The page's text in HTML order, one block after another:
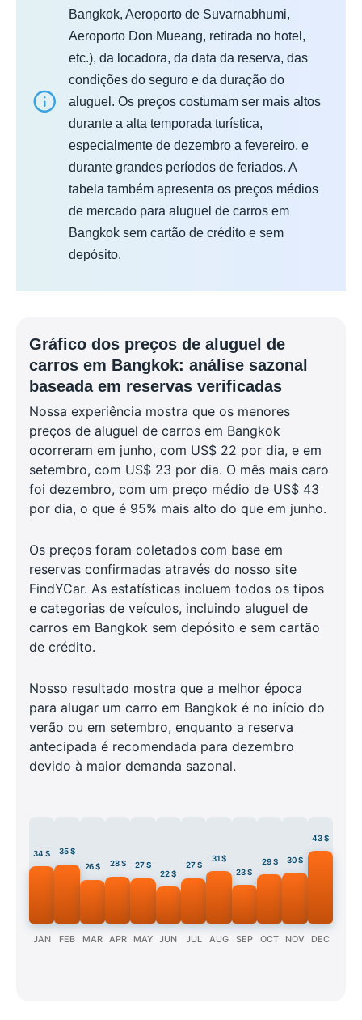
Bangkok, Aeroporto de Suvarnabhumi,
Aeroporto Don Mueang, retirada no hotel,
etc.), da locadora, da data da reserva, das
condições do seguro e da duração do
aluguel. Os preços costumam ser mais altos
durante a alta temporada turística,
especialmente de dezembro a fevereiro, e
durante grandes períodos de feriados. A
tabela também apresenta os preços médios
de mercado para aluguel de carros em
Bangkok sem cartão de crédito e sem
depósito.
Gráfico dos preços de aluguel de
carros em Bangkok: análise sazonal
baseada em reservas verificadas
Nossa experiência mostra que os menores
preços de aluguel de carros em Bangkok
ocorreram em junho, com US$ 22 por dia, e em
setembro, com US$ 23 por dia. O mês mais caro
foi dezembro, com um preço médio de US$ 43
por dia, o que é 95% mais alto do que em junho.
Os preços foram coletados com base em
reservas confirmadas através do nosso site
FindYCar. As estatísticas incluem todos os tipos
e categorias de veículos, incluindo aluguel de
carros em Bangkok sem depósito e sem cartão
de crédito.
Nosso resultado mostra que a melhor época
para alugar um carro em Bangkok é no início do
verão ou em setembro, enquanto a reserva
antecipada é recomendada para dezembro
devido à maior demanda sazonal.
34 $
JAN
35 $
FEB
26 $
MAR
28 $
APR
27 $
MAY
22 $
JUN
27 $
JUL
31 $
AUG
23 $
SEP
29 $
OCT
30 $
NOV
43 $
DEC